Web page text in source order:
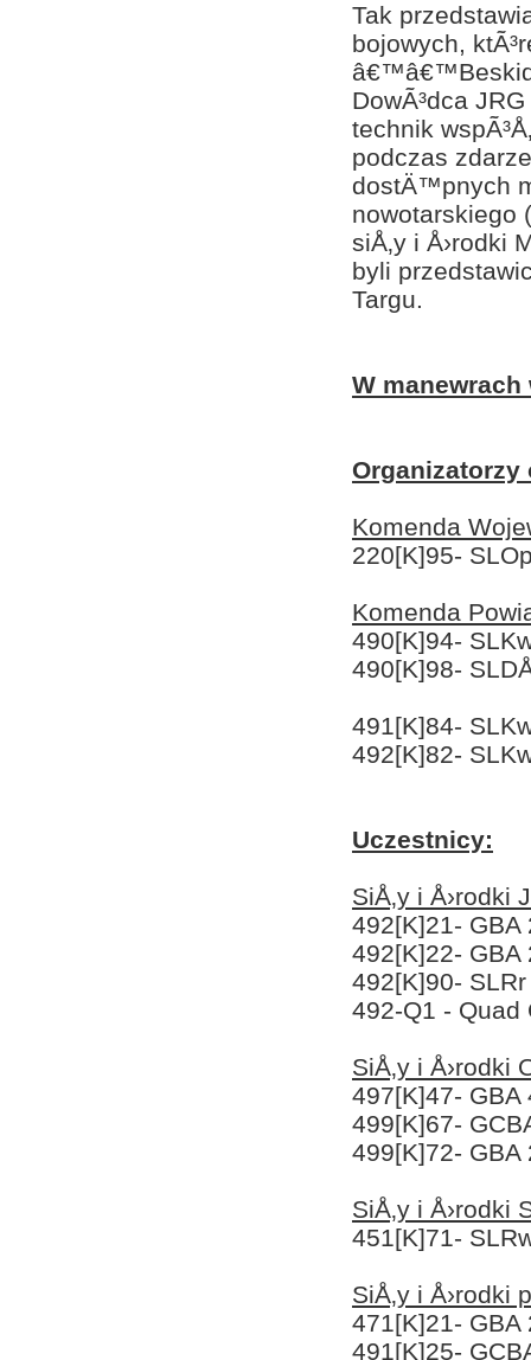
Tak
bojowych,
DowÃ³dca
technik
podczas
dostÄ™pnych
nowotarskiego
siÅ‚y i Å›rodki
byli
Targu.
W
Organizatorzy
Komenda
220[K]95-
Komenda
490[K]94-
490[K]98-
491[K]84-
492[K]82-
Uczestnicy:
SiÅ‚y i Å›rodki
492[K]21- GBA
492[K]22-
492[K]90-
492-Q1 - Quad
SiÅ‚y i
497[K]47- GBA
499[K]67-
499[K]72-
SiÅ‚y i
451[K]71-
SiÅ‚y i
471[K]21- GBA
491[K]25-